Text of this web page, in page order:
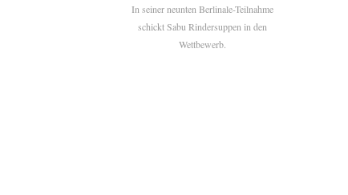
In seiner neunten Berlinale-Teilnahme
schickt Sabu Rindersuppen in den
Wettbewerb.